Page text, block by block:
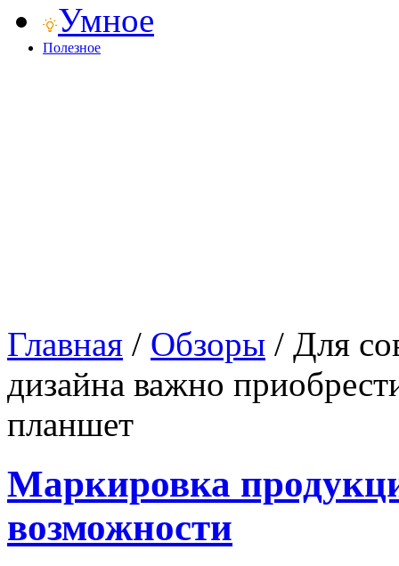
Умное
Полезное
Главная / Обзоры / Для
дизайна важно
планшет
Маркировка
возможности